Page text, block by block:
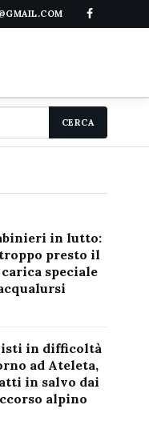
CERCA
in lutto:
troppo presto il
speciale
in difficoltà
ad Ateleta,
in salvo dai
alpino